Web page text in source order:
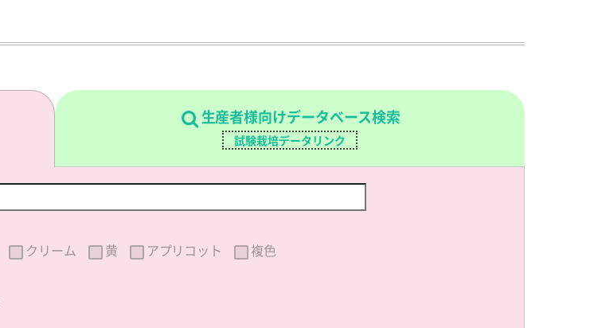
生産者様向けデータベース検索
試験栽培データリンク
クリーム 黄 アプリコット 複色